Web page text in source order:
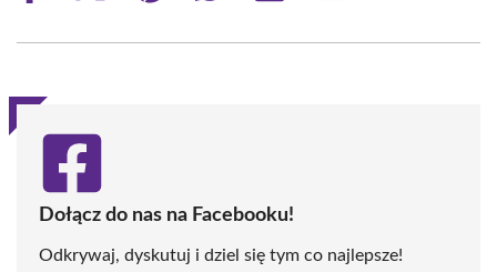
(Twitter)
Dołącz do nas na Facebooku!
Odkrywaj, dyskutuj i dziel się tym co najlepsze!